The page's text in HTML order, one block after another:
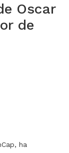
Oscar
de
ha